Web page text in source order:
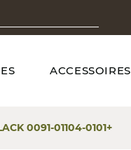
ACCESSOIRES
0091-01104-0101+